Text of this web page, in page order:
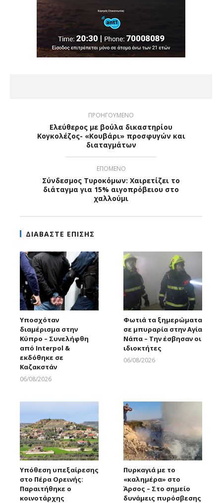
ΠΡΟΗΓΟΥΜΕΝΟ
Ελεύθερος με βούλα δικαστηρίου
Κογκολέζος- «Κουβάρι» προσφυγών και
διαταγμάτων
ΕΠΟΜΕΝΟ
Σύνδεσμος Τυροκόμων: Χαιρετίζει το
διάταγμα για 15% αιγοπρόβειου στο
χαλλούμι
ΔΙΑΒΑΣΤΕ ΕΠΙΣΗΣ
Υποσχόταν
διαμέρισμα στην
Κύπρο – Συνελήφθη
από Interpol &
εκδόθηκε σε
Καζακστάν
06/08/2026
Φωτιά τα ξημερώματα
σε μπυραρία στην Αγία
Νάπα – Την έσβησαν οι
ιδιοκτήτες
06/08/2026
Υπόθεση υπεξαίρεσης
στο Πέρα Ορεινής:
Παραιτήθηκε ο
κοινοτάρχης
Πυρκαγιά με το
«καλημέρα» στο
Άρσος – Στο σημείο
δυνάμεις πυρόσβεσης